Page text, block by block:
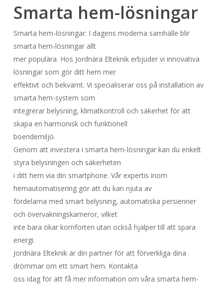
Smarta hem-lösningar
Smarta hem-lösningar: I dagens moderna samhälle blir
smarta hem-lösningar allt
mer populära. Hos Jordnära Elteknik erbjuder vi innovativa
lösningar som gör ditt hem mer
effektivt och bekvämt. Vi specialiserar oss på installation av
smarta hem-system som
integrerar belysning, klimatkontroll och säkerhet för att
skapa en harmonisk och funktionell
boendemiljö.
Genom att investera i smarta hem-lösningar kan du enkelt
styra belysningen och säkerheten
i ditt hem via din smartphone. Vår expertis inom
hemautomatisering gör att du kan njuta av
fördelarna med smart belysning, automatiska persienner
och övervakningskameror, vilket
inte bara ökar komforten utan också hjälper till att spara
energi.
Jordnära Elteknik är din partner för att förverkliga dina
drömmar om ett smart hem. Kontakta
oss idag för att få mer information om våra smarta hem-